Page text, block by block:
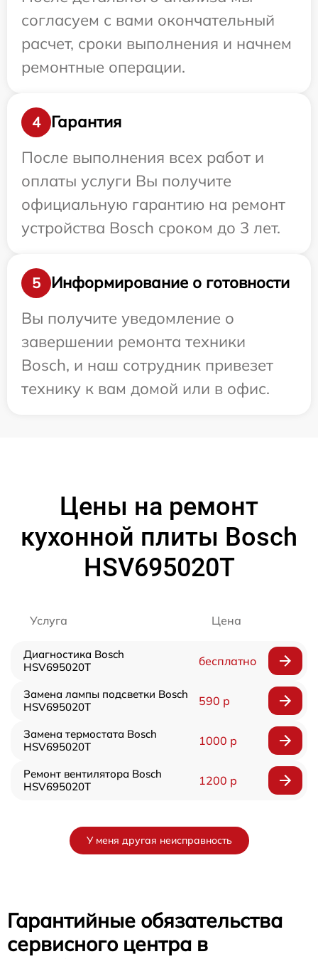
согласуем с вами окончательный
расчет, сроки выполнения и начнем
ремонтные операции.
4
Гарантия
После выполнения всех работ и
оплаты услуги Вы получите
официальную гарантию на ремонт
устройства Bosch сроком до 3 лет.
5
Информирование о готовности
Вы получите уведомление о
завершении ремонта техники
Bosch, и наш сотрудник привезет
технику к вам домой или в офис.
Цены на ремонт
кухонной плиты Bosch
HSV695020T
Услуга Цена
Диагностика Bosch
HSV695020T
бесплатно
Замена лампы подсветки Bosch
HSV695020T
590 р
Замена термостата Bosch
HSV695020T
1000 р
Ремонт вентилятора Bosch
HSV695020T
1200 р
У меня другая неисправность
Гарантийные обязательства
сервисного центра в